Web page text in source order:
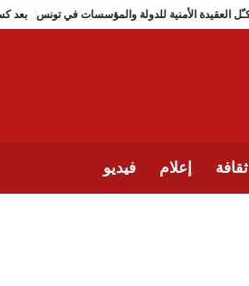
تشكـّل العقيدة الأمنية للدولة والمؤسسات في تونس
ثقافة إعلام فيديو